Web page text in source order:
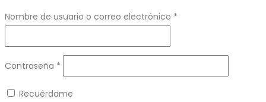
Nombre de usuario o correo electrónico *
Contraseña *
Recuérdame